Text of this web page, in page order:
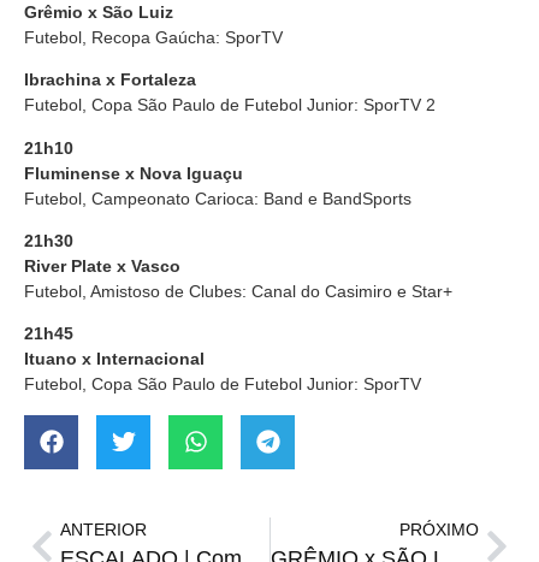
Grêmio x São Luiz
Futebol, Recopa Gaúcha: SporTV
Ibrachina x Fortaleza
Futebol, Copa São Paulo de Futebol Junior: SporTV 2
21h10
Fluminense x Nova Iguaçu
Futebol, Campeonato Carioca: Band e BandSports
21h30
River Plate x Vasco
Futebol, Amistoso de Clubes: Canal do Casimiro e Star+
21h45
Ituano x Internacional
Futebol, Copa São Paulo de Futebol Junior: SporTV
ANTERIOR PRÓXIMO